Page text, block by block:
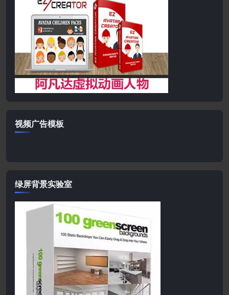
视频广告模板
绿屏背景实验室